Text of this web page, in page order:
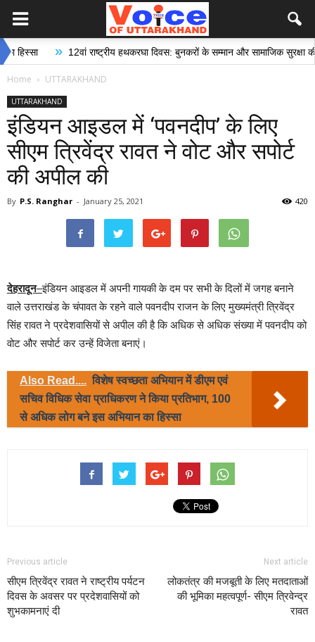
» 12वां राष्ट्रीय हथकरघा दिवस: बुनकरों के सम्मान और सामाजिक सुरक्षा की दिशा
Home UTTARAKHAND
UTTARAKHAND
इंडियन आइडल में ‘पवनदीप’ के लिए
सीएम त्रिवेंद्र रावत ने वोट और सपोर्ट
की अपील की
By P.S. Ranghar - January 25, 2021 420
देहरादून–इंडियन आइडल में अपनी गायकी के दम पर सभी के दिलों में जगह बनाने
वाले उत्तराखंड के चंपावत के रहने वाले पवनदीप राजन के लिए मुख्यमंत्री त्रिवेंद्र
सिंह रावत ने प्रदेशवासियों से अपील की है कि अधिक से अधिक संख्या में पवनदीप को
वोट और सपोर्ट कर उन्हें विजेता बनाएं।
Also Read.... विशेष स्वच्छता अभियान में डीएम एवं
सचिव विधिक सेवा प्राधिकरण ने किया प्रतिभाग, 100
से अधिक लोग बने इस अभियान का हिस्सा
Previous article
सीएम त्रिवेंद्र रावत ने राष्ट्रीय पर्यटन
दिवस के अवसर पर प्रदेशवासियों को
शुभकामनाएं दी
Next article
लोकतंत्र की मजबूती के लिए मतदाताओं
की भूमिका महत्वपूर्ण- सीएम त्रिवेन्द्र
रावत